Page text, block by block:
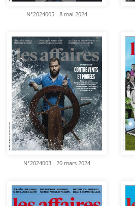
N°2024005 - 8 mai 2024
N°2024003 - 20 mars 2024